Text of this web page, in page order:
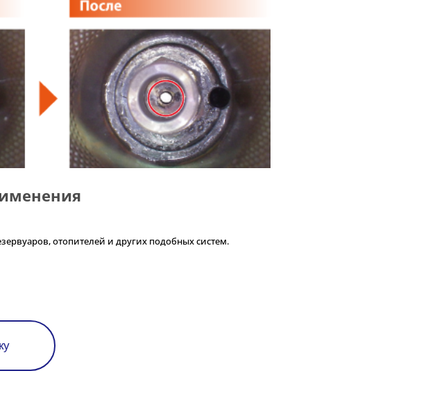
отопителей и других подобных систем.